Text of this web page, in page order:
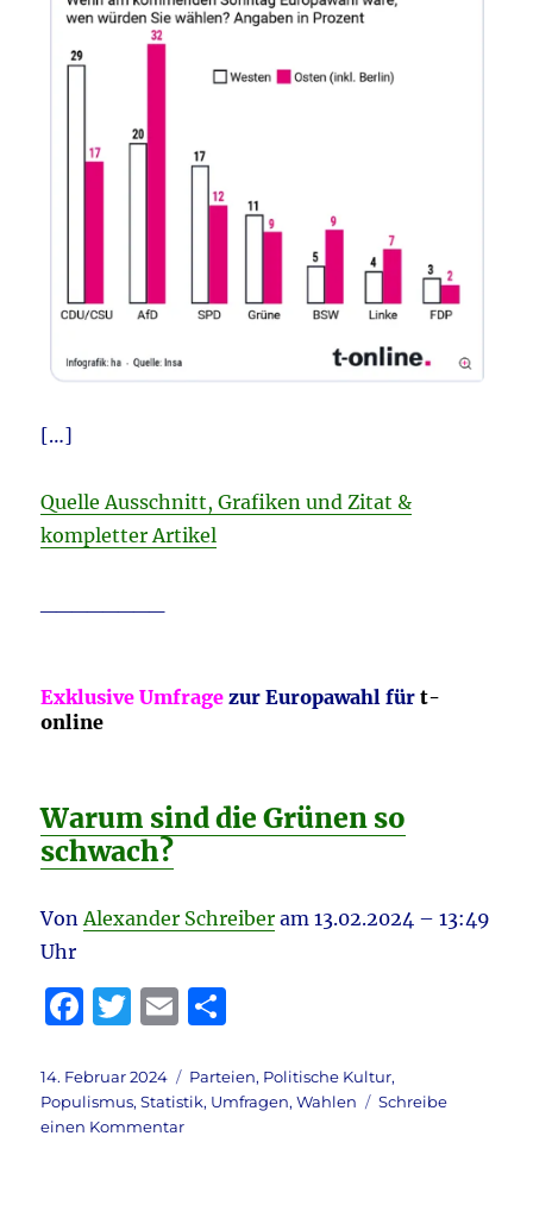
[…]
Quelle Ausschnitt, Grafiken und Zitat &
kompletter Artikel
Exklusive Umfrage zur Europawahl fürt-
online
Warum sind die Grünen so
schwach?
VonAlexander Schreiber am13.02.2024 – 13:49
Uhr
F
c
e
T
it
te
E
ai
l
le
n
Veröffentlicht
am
14. Februar 2024 Kategorien
Parteien, Politische Kultur,
Populismus,Statistik, Umfragen,Wahlen
Schreibe
einen Kommentarzu